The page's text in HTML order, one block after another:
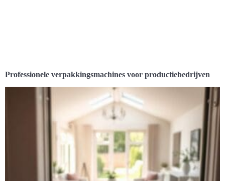
Professionele verpakkingsmachines voor productiebedrijven